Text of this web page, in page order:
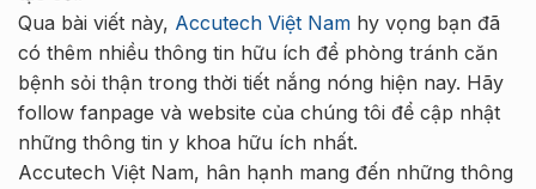
Qua bài viết này, Accutech Việt Nam hy vọng bạn đã
có thêm nhiều thông tin hữu ích để phòng tránh căn
bệnh sỏi thận trong thời tiết nắng nóng hiện nay. Hãy
follow fanpage và website của chúng tôi để cập nhật
những thông tin y khoa hữu ích nhất.
Accutech Việt Nam, hân hạnh mang đến những thông